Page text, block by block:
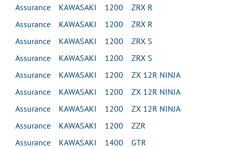
Assurance KAWASAKI 1200 ZRX R
Assurance KAWASAKI 1200 ZRX R
Assurance KAWASAKI 1200 ZRX S
Assurance KAWASAKI 1200 ZRX S
Assurance KAWASAKI 1200 ZX 12R NINJA
Assurance KAWASAKI 1200 ZX 12R NINJA
Assurance KAWASAKI 1200 ZX 12R NINJA
Assurance KAWASAKI 1200 ZZR
Assurance KAWASAKI 1400 GTR